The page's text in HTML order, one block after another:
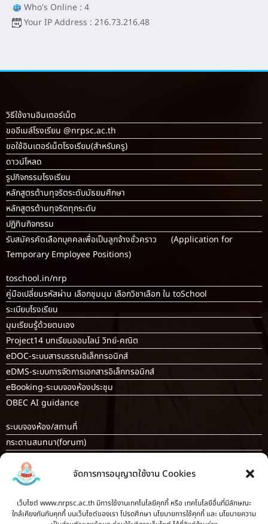
จัดการการอนุญาตใช้งาน Cookies
เว็บไซต์ www.nrpsc.ac.th มีการใช้งานเทคโนโลยีคุกกี้ หรือ เทคโนโลยีอื่นที่มีลักษณะ
ใกล้เคียงกันกับคุกกี้ บนเว็บไซต์ของเรา โปรดศึกษา นโยบายการใช้คุกกี้ และ นโยบายความ
Who's Online : 4
Your IP Address : 216.73.216.48
วิธีใช้งานอินเตอร์เน็ต
ขออีเมล์โรงเรียน @nrpsc.ac.th
ขอใช้อินเตอร์เน็ตโรงเรียน(สำหรับครู)
ดาวน์โหลด
รูปกิจกรรมโรงเรียน
หลักสูตรต้านทุจริตระดับมัธยมศึกษา
หลักสูตรต้านทุจริตทุกระดับ
ปฏิทินกิจกรรม
รับสมัครคัดเลือกบุคคลเพื่อเป็นลูกจ้างชั่วคราว (Application for
Temporary Employee Positions)
toschool.in/nrp
คู่มือเปลี่ยนรหัสผ่าน เลือกชุมนุม เลือกวิชาเลือก ใน toSchool
ระเบียบโรงเรียน
มุมเรียนรู้ด้วยตนเอง
Project14 บทเรียนออนไลน์ วิทย์-คณิต
eDOC-ระบบสารบรรณอิเล็กทรอนิกส์
eDMS-ระบบการจัดการเอกสารอิเล็กทรอนิกส์
eBooking-ระบบจองห้องประชุม
OBEC AI guidance
ระบบจองห้อง/สถานที่
กระดานสนทนา(forum)
ขออนุญาตออกนอกโรงเรียน
ระบบส่งแผนการสอนออนไลน์
ระบบนิเทศการจัดการเรียนการสอน
บันทึกข้อมูลเกียรติบัตร/รายงานการอบรม
ทะเบียนคำสั่ง